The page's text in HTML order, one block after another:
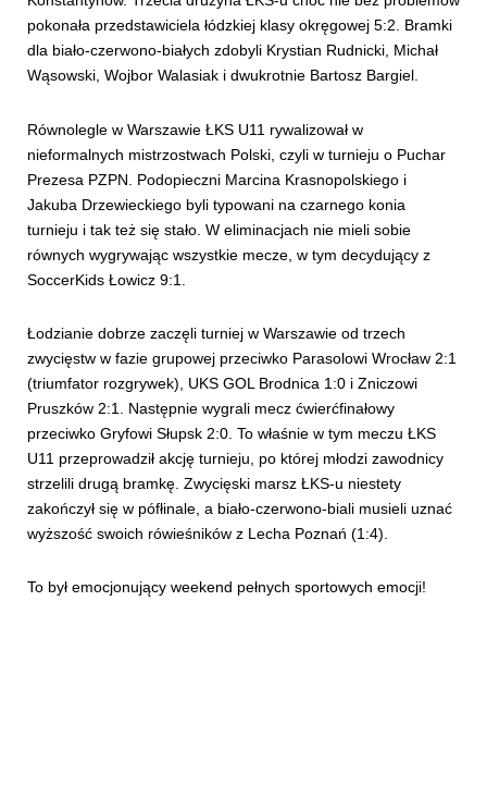
pokonała przedstawiciela łódzkiej klasy okręgowej 5:2. Bramki
dla biało-czerwono-białych zdobyli Krystian Rudnicki, Michał
Wąsowski, Wojbor Walasiak i dwukrotnie Bartosz Bargiel.
Równolegle w Warszawie ŁKS U11 rywalizował w
nieformalnych mistrzostwach Polski, czyli w turnieju o Puchar
Prezesa PZPN. Podopieczni Marcina Krasnopolskiego i
Jakuba Drzewieckiego byli typowani na czarnego konia
turnieju i tak też się stało. W eliminacjach nie mieli sobie
równych wygrywając wszystkie mecze, w tym decydujący z
SoccerKids Łowicz 9:1.
Łodzianie dobrze zaczęli turniej w Warszawie od trzech
zwycięstw w fazie grupowej przeciwko Parasolowi Wrocław 2:1
(triumfator rozgrywek), UKS GOL Brodnica 1:0 i Zniczowi
Pruszków 2:1. Następnie wygrali mecz ćwierćfinałowy
przeciwko Gryfowi Słupsk 2:0. To właśnie w tym meczu ŁKS
U11 przeprowadził akcję turnieju, po której młodzi zawodnicy
strzelili drugą bramkę. Zwycięski marsz ŁKS-u niestety
zakończył się w pófłinale, a biało-czerwono-biali musieli uznać
wyższość swoich rówieśników z Lecha Poznań (1:4).
To był emocjonujący weekend pełnych sportowych emocji!